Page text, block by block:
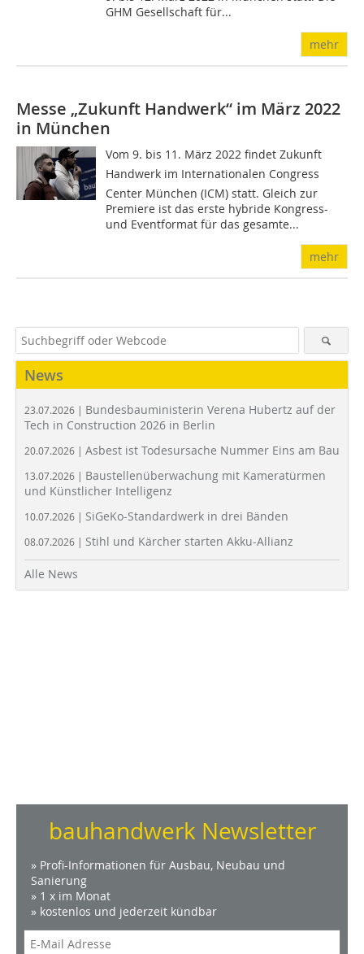
GHM Gesellschaft für...
mehr
Messe „Zukunft Handwerk“ im März 2022
in München
Vom 9. bis 11. März 2022 findet Zukunft
Handwerk im Internationalen Congress
Center München (ICM) statt. Gleich zur
Premiere ist das erste hybride Kongress-
und Eventformat für das gesamte...
mehr
News
23.07.2026 | Bundesbauministerin Verena Hubertz auf der
Tech in Construction 2026 in Berlin
20.07.2026 | Asbest ist Todesursache Nummer Eins am Bau
13.07.2026 | Baustellenüberwachung mit Kameratürmen
und Künstlicher Intelligenz
10.07.2026 | SiGeKo-Standardwerk in drei Bänden
08.07.2026 | Stihl und Kärcher starten Akku-Allianz
Alle News
bauhandwerk Newsletter
» Profi-Informationen für Ausbau, Neubau und
Sanierung
» 1 x im Monat
» kostenlos und jederzeit kündbar